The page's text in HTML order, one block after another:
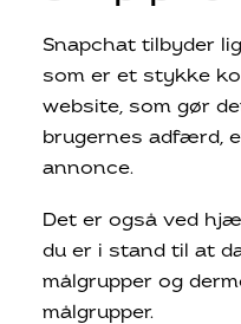
Snapchat tilbyder
som er et stykke
website, som gør
brugernes adfærd,
annonce.
Det er også ved
du er i stand til at
målgrupper og
målgrupper.